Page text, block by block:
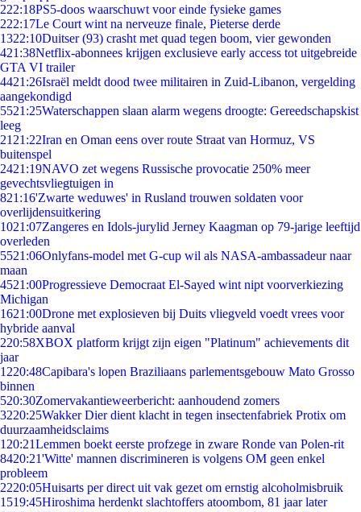
222:18PS5-doos waarschuwt voor einde fysieke games
222:17Le Court wint na nerveuze finale, Pieterse derde
1322:10Duitser (93) crasht met quad tegen boom, vier gewonden
421:38Netflix-abonnees krijgen exclusieve early access tot uitgebreide
GTA VI trailer
4421:26Israël meldt dood twee militairen in Zuid-Libanon, vergelding
aangekondigd
5521:25Waterschappen slaan alarm wegens droogte: Gereedschapskist
leeg
21 21:22Iran en Oman eens over route Straat van Hormuz, VS
buitenspel
2421:19NAVO zet wegens Russische provocatie 250% meer
gevechtsvliegtuigen in
821:16'Zwarte weduwes' in Rusland trouwen soldaten voor
overlijdensuitkering
1021:07Zangeres en Idols-jurylid Jerney Kaagman op 79-jarige leeftijd
overleden
5521:06Onlyfans-model met G-cup wil als NASA-ambassadeur naar
maan
4521:00Progressieve Democraat El-Sayed wint nipt voorverkiezing
Michigan
1621:00Drone met explosieven bij Duits vliegveld voedt vrees voor
hybride aanval
220:58XBOX platform krijgt zijn eigen "Platinum" achievements dit
jaar
1220:48Capibara's lopen Braziliaans parlementsgebouw Mato Grosso
binnen
520:30Zomervakantieweerbericht: aanhoudend zomers
3220:25Wakker Dier dient klacht in tegen insectenfabriek Protix om
duurzaamheidsclaims
1 20:21Lemmen boekt eerste profzege in zware Ronde van Polen-rit
8420:21'Witte' mannen discrimineren is volgens OM geen enkel
probleem
2220:05Huisarts per direct uit vak gezet om ernstig alcoholmisbruik
1519:45Hiroshima herdenkt slachtoffers atoombom, 81 jaar later